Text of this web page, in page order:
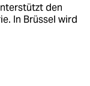
den
In Brüssel wird